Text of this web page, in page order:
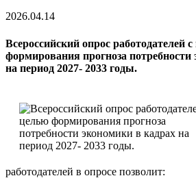
2026.04.14
Всероссийский опрос работодателей
формирования прогноза
на период 2027- 2033 годы.
работодателей в опросе позволит: